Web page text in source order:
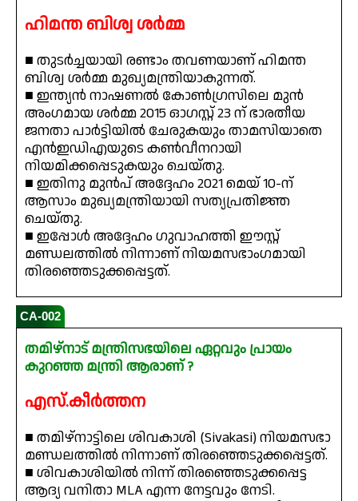
ഹിമന്ത ബിശ്വ ശർമ്മ
■ തുടർച്ചയായി രണ്ടാം തവണയാണ് ഹിമന്ത
ബിശ്വ ശർമ്മ മുഖ്യമന്ത്രിയാകുന്നത്.
■ ഇന്ത്യൻ നാഷണൽ കോൺഗ്രസിലെ മുൻ
അംഗമായ ശർമ്മ 2015 ഓഗസ്റ്റ് 23 ന് ഭാരതീയ
ജനതാ പാർട്ടിയിൽ ചേരുകയും താമസിയാതെ
എൻഇഡിഎയുടെ കൺവീനറായി
നിയമിക്കപ്പെടുകയും ചെയ്തു.
■ ഇതിനു മുൻപ് അദ്ദേഹം 2021 മെയ് 10-ന്
ആസാം മുഖ്യമന്ത്രിയായി സത്യപ്രതിജ്ഞ
ചെയ്തു.
■ ഇപ്പോൾ അദ്ദേഹം ഗുവാഹത്തി ഈസ്റ്റ്
മണ്ഡലത്തിൽ നിന്നാണ് നിയമസഭാംഗമായി
തിരഞ്ഞെടുക്കപ്പെട്ടത്.
CA-002
തമിഴ്നാട് മന്ത്രിസഭയിലെ ഏറ്റവും പ്രായം
കുറഞ്ഞ മന്ത്രി ആരാണ് ?
എസ്.കീർത്തന
■ തമിഴ്നാട്ടിലെ ശിവകാശി (Sivakasi) നിയമസഭാ
മണ്ഡലത്തിൽ നിന്നാണ് തിരഞ്ഞെടുക്കപ്പെട്ടത്.
■ ശിവകാശിയിൽ നിന്ന് തിരഞ്ഞെടുക്കപ്പെട്ട
ആദ്യ വനിതാ MLA എന്ന നേട്ടവും നേടി.